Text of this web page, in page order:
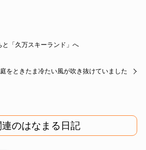
と「久万スキーランド」へ
をときたま冷たい風が吹き抜けていました
連のはなまる日記